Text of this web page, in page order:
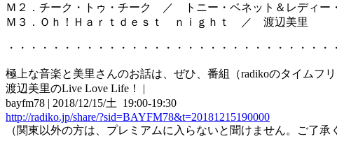
Ｍ２．チーク・トゥ・チーク ／ トニー・ベネット＆レディー
Ｍ３．Ｏｈ！Ｈａｒｔｄｅｓｔ ｎｉｇｈｔ ／ 渡辺美里
・・・・・・・・・・・・・・・・・・・・・・・・・・・・・
極上な音楽と美里さんのお話は、ぜひ、番組（radikoのタイムフリ
渡辺美里のLive Love Life！ |
bayfm78 | 2018/12/15/土 19:00-19:30
http://radiko.jp/share/?sid=BAYFM78&t=20181215190000
（関東以外の方は、プレミアムに入らないと聞けません。ご了承